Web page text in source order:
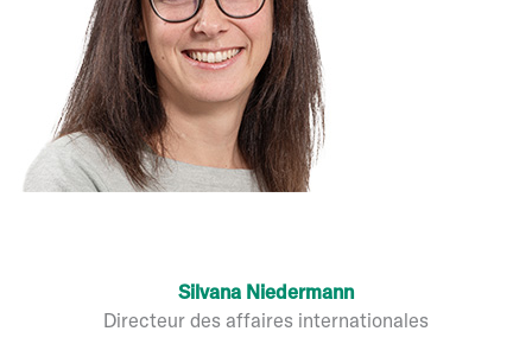
Silvana Niedermann
Directeur des affaires internationales